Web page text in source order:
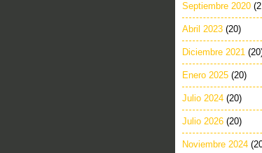
Septiembre 2020
Abril 2023 (20)
Diciembre 2021
Enero 2025 (20)
Julio 2024 (20)
Julio 2026 (20)
Noviembre 2024